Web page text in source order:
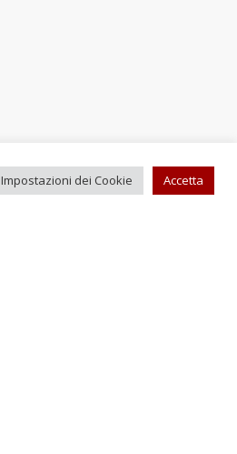
Impostazioni dei Cookie Accetta